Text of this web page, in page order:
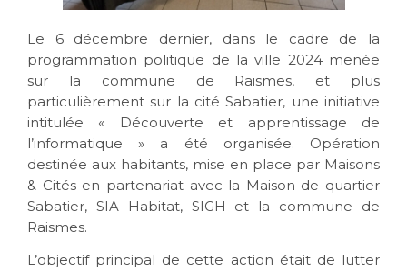
Le 6 décembre dernier, dans le cadre de la
programmation politique de la ville 2024 menée
sur la commune de Raismes, et plus
particulièrement sur la cité Sabatier, une initiative
intitulée « Découverte et apprentissage de
l’informatique » a été organisée. Opération
destinée aux habitants, mise en place par Maisons
& Cités en partenariat avec la Maison de quartier
Sabatier, SIA Habitat, SIGH et la commune de
Raismes.
L’objectif principal de cette action était de lutter